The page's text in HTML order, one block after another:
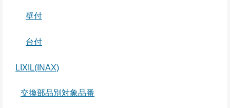
壁付
台付
LIXIL(INAX)
交換部品別対象品番